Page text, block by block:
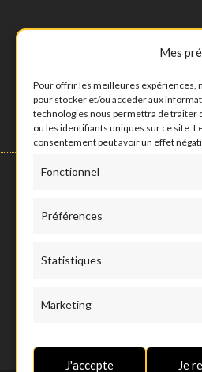
Mes
Pour offrir les meilleures expériences,
pour stocker et/ou accéder aux
technologies nous permettra de traiter
ou les identifiants uniques sur ce site.
consentement peut avoir un effet
Fonctionnel
Préférences
Statistiques
Marketing
J'accepte Je